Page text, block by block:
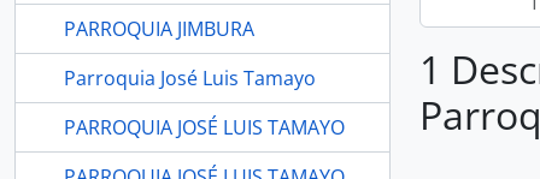
PARROQUIA JIMBURA
Parroquia José Luis Tamayo
PARROQUIA JOSÉ LUIS TAMAYO
1